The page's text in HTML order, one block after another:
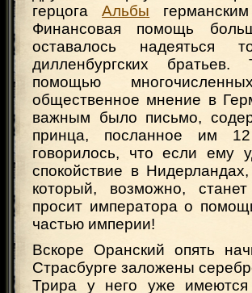
герцогаАльбы
Финансовая помощь
оставалось надеяться
дилленбургских
помощью
общественное мнение в
важным было письмо,
принца, посланное им
говорилось, что если ему
спокойствие в
который, возможно,
просит императора о
частью империи!
Вскоре Оранский опять
Страсбурге заложены
Трира у него уже